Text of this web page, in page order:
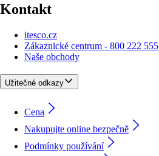
Kontakt
itesco.cz
Zákaznické centrum - 800 222 555
Naše obchody
Užitečné odkazy
Cena
Nakupujte online bezpečně
Podmínky používání